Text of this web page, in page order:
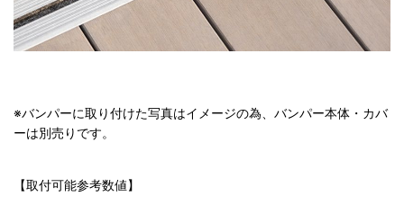
※バンパーに取り付けた写真はイメージの為、バンパー本体・カバ
ーは別売りです。
【取付可能参考数値】